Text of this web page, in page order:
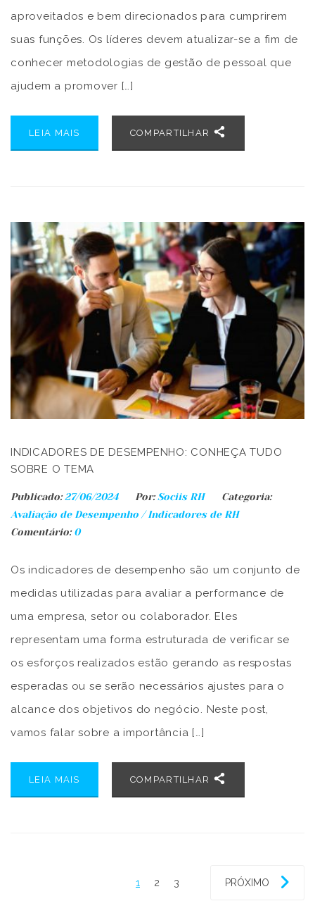
aproveitados e bem direcionados para cumprirem
suas funções. Os líderes devem atualizar-se a fim de
conhecer metodologias de gestão de pessoal que
ajudem a promover […]
LEIA MAIS COMPARTILHAR
INDICADORES DE DESEMPENHO: CONHEÇA TUDO
SOBRE O TEMA
Publicado: 27/06/2024 Por: Sociis RH
Categoria:
Avaliação de Desempenho /Indicadores de RH
Comentário:0
Os indicadores de desempenho são um conjunto de
medidas utilizadas para avaliar a performance de
uma empresa, setor ou colaborador. Eles
representam uma forma estruturada de verificar se
os esforços realizados estão gerando as respostas
esperadas ou se serão necessários ajustes para o
alcance dos objetivos do negócio. Neste post,
vamos falar sobre a importância […]
LEIA MAIS COMPARTILHAR
1 2 3 PRÓXIMO